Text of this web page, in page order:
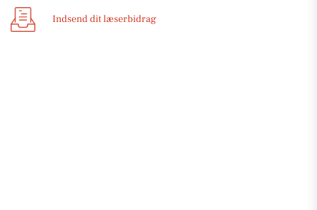
Indsend dit læserbidrag